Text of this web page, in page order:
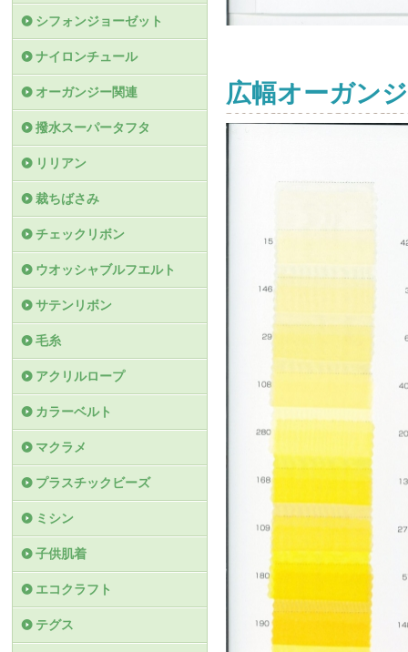
広幅オーガン
シフォンジョーゼット
ナイロンチュール
オーガンジー関連
撥水スーパータフタ
リリアン
裁ちばさみ
チェックリボン
ウオッシャブルフエルト
サテンリボン
毛糸
アクリルロープ
カラーベルト
マクラメ
プラスチックビーズ
ミシン
子供肌着
エコクラフト
テグス